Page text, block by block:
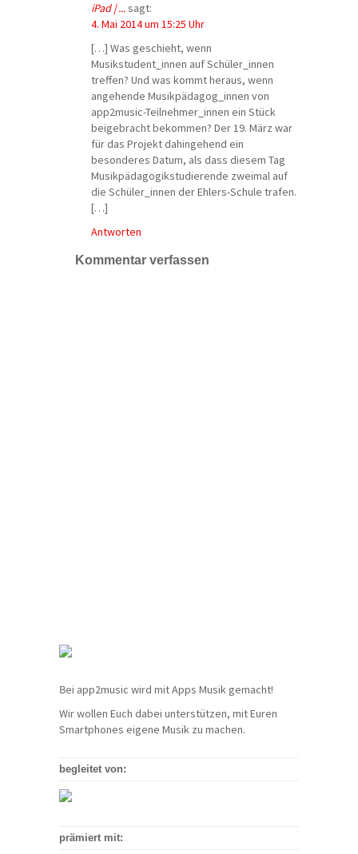
iPad | ...sagt:
4. Mai 2014 um 15:25 Uhr
[…] Was geschieht, wenn
Musikstudent_innen auf Schüler_innen
treffen? Und was kommt heraus, wenn
angehende Musikpädagog_innen von
app2music-Teilnehmer_innen ein Stück
beigebracht bekommen? Der 19. März war
für das Projekt dahingehend ein
besonderes Datum, als dass diesem Tag
Musikpädagogikstudierende zweimal auf
die Schüler_innen der Ehlers-Schule trafen.
[…]
Antworten
Kommentar verfassen
Bei app2music wird mit Apps Musik gemacht!
Wir wollen Euch dabei unterstützen, mit Euren
Smartphones eigene Musik zu machen.
begleitet von:
prämiert mit: